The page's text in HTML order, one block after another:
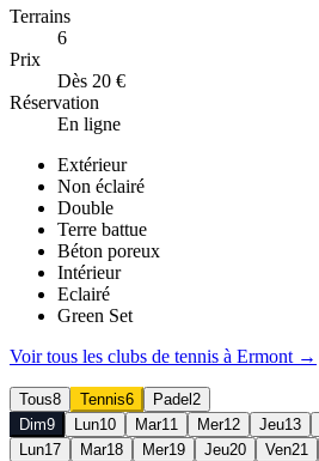
Terrains
6
Prix
Dès 20 €
Réservation
En ligne
Extérieur
Non éclairé
Double
Terre battue
Béton poreux
Intérieur
Eclairé
Green Set
Voir tous les clubs de tennis à Ermont→
Tous8 Tennis6 Padel 2
Dim9 Lun10 Mar11 Mer12 Jeu13
Lun17 Mar18 Mer19 Jeu20 Ven21